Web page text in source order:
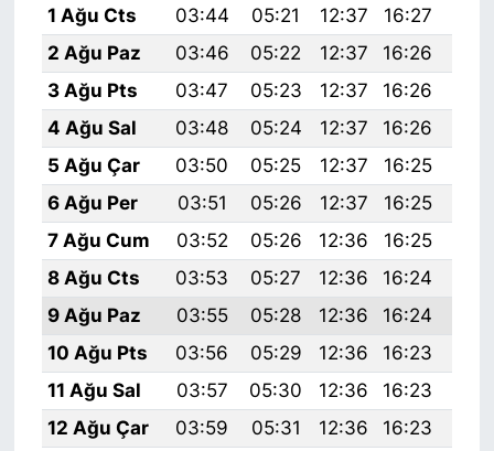
1 Ağu Cts
03:44 05:21 12:37 16:27
2 Ağu Paz
03:46 05:22 12:37 16:26
3 Ağu Pts
03:47 05:23 12:37 16:26
4 Ağu Sal
03:48 05:24 12:37 16:26
5 Ağu Çar
03:50 05:25 12:37 16:25
6 Ağu Per
03:51 05:26 12:37 16:25
7 Ağu Cum
03:52 05:26 12:36 16:25
8 Ağu Cts
03:53 05:27 12:36 16:24
9 Ağu Paz
03:55 05:28 12:36 16:24
10 Ağu Pts
03:56 05:29 12:36 16:23
11 Ağu Sal
03:57 05:30 12:36 16:23
12 Ağu Çar
03:59 05:31 12:36 16:23